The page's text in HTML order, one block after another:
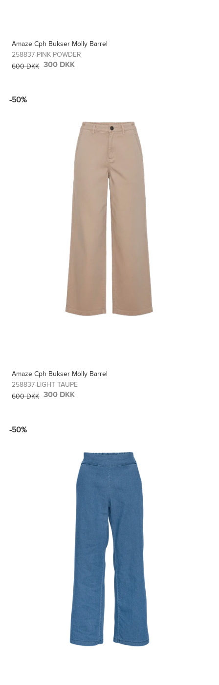
Amaze Cph Bukser Molly Barrel
258837-PINK POWDER
600 DKK 300 DKK
-50%
Amaze Cph Bukser Molly Barrel
258837-LIGHT TAUPE
600 DKK 300 DKK
-50%